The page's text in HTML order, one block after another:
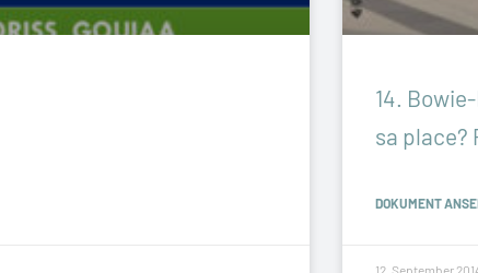
14.
sa place?
DOKUMENT
12. September